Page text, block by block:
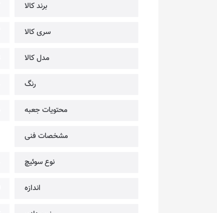
برند کالا
سری کالا
مدل کالا
رنگ
محتویات جعبه
مشخصات فنی
نوع سوئیچ
اندازه